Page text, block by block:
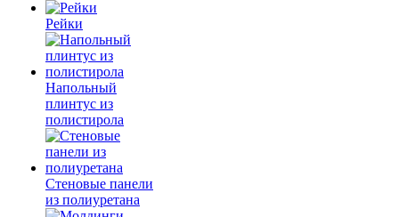
Рейки
Напольный
плинтус из
полистирола
Стеновые панели
из полиуретана